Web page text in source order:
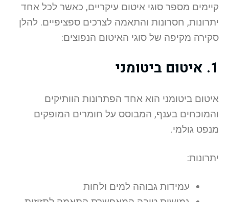
קיימים מספר סוגי איטום עיקריים, כאשר לכל אחד
יתרונות, חסרונות והתאמה לצרכים ספציפיים. להלן
סקירה מקיפה של סוגי האיטום הנפוצים:
1. איטום ביטומני
איטום ביטומני הוא אחד הפתרונות הוותיקים
והמוכחים בענף, המבוסס על חומרים המופקים
מנפט גולמי.
יתרונות:
עמידות גבוהה למים ולחות